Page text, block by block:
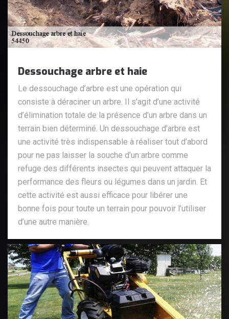
Dessouchage arbre et haie
Le dessouchage d’arbre est une opération qui
consiste à déraciner un arbre. Il s’agit d’une activité
d’élimination totale de la présence d’un arbre dans un
terrain bien déterminé. Un dessouchage d’arbre est
une activité très indispensable à réaliser tout d’abord
pour ne pas laisser la souche d’un arbre comme
refuge des différents insectes qui peuvent attaquer la
performance des fleurs ou légumes dans un jardin. Et
cette activité est aussi efficace pour libérer une
bonne fois pour toute un terrain pour pouvoir l’utiliser
d’une autre manière.